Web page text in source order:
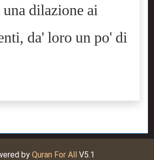
dilazione ai
da' loro un po' di
by Quran For AllV5.1